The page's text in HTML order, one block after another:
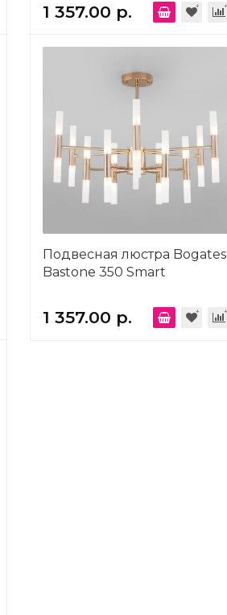
1 357.00 р.
Подвесная люстра Bogates
Bastone 350 Smart
1 357.00 р.